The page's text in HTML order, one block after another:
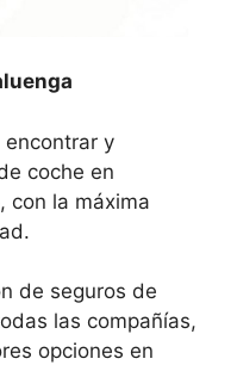
encontrar y
coche en
con la máxima
de seguros de
las compañías,
opciones en